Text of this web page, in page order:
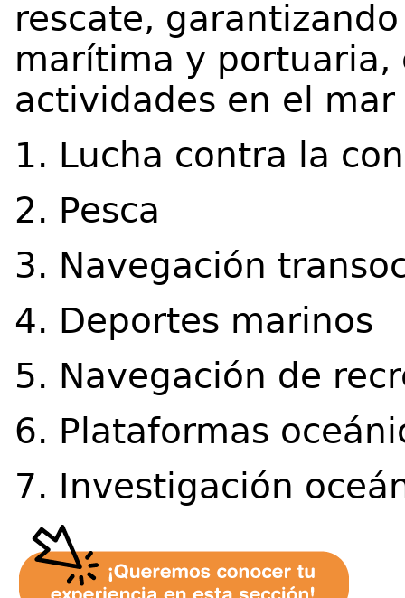
rescate,
marítima y portuaria,
actividades en el
1. Lucha contra la
2. Pesca
3. Navegación
4. Deportes marinos
5. Navegación de
6. Plataformas
7. Investigación